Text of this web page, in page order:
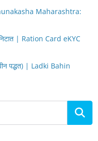
Maharashtra:
| Ration Card eKYC
पद्धत) | Ladki Bahin